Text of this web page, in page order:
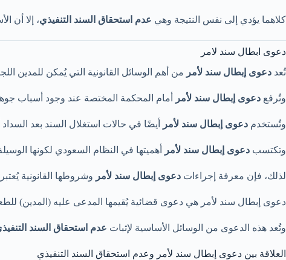
كلاهما يؤدي إلى نفس النتيجة وهي عدم استحقاق السند التنفيذي، إلا أن
دعوى ابطال سند لامر
تُعد دعوى إبطال سند لأمر من أهم الوسائل القانونية التي يُمكن للمدين
وتُرفع دعوى إبطال سند لأمر أمام المحكمة المختصة عند وجود أسباب
وتُستخدم دعوى إبطال سند لأمر أيضًا في حالات استغلال السند بعد
وتكتسب دعوى إبطال سند لأمر أهميتها في النظام السعودي لكونها
لذلك، فإن معرفة إجراءات دعوى إبطال سند لأمر وشروطها القانونية
دعوى إبطال سند لأمر هي دعوى قضائية يُقيمها المدعى عليه (المدين)
وتُعد هذه الدعوى من الوسائل الأساسية لإثبات عدم استحقاق السند
العلاقة بين دعوى إبطال سند لأمر وعدم استحقاق السند التنفيذي